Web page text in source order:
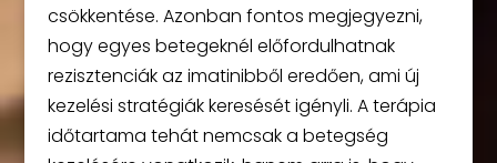
csökkentése. Azonban fontos megjegyezni,
hogy egyes betegeknél előfordulhatnak
rezisztenciák az imatinibből eredően, ami új
kezelési stratégiák keresését igényli. A terápia
időtartama tehát nemcsak a betegség